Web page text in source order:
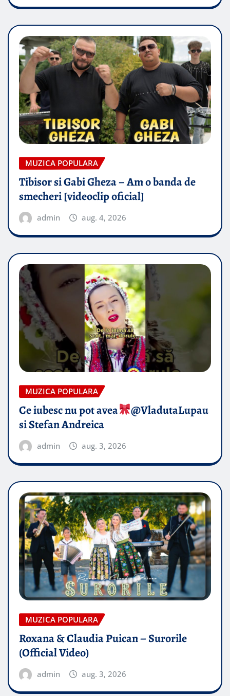
MUZICA POPULARA
Tibisor si Gabi Gheza – Am o banda de
smecheri [videoclip oficial]
admin aug. 4, 2026
MUZICA POPULARA
Ce iubesc nu pot avea
​@VladutaLupau
si Stefan Andreica
admin aug. 3, 2026
MUZICA POPULARA
Roxana & Claudia Puican – Surorile
(Official Video)
admin aug. 3, 2026